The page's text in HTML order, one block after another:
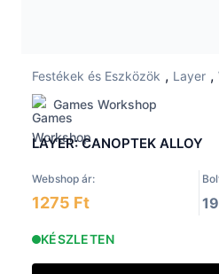
Festékek és Eszközök , Layer ,
Games Workshop
LAYER: CANOPTEK ALLOY
Webshop ár:
1275 Ft
KÉSZLETEN